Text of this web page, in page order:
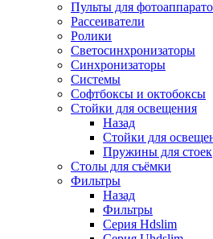
Пульты для
Рассеиватели
Ролики
Светосинхронизаторы
Синхронизаторы
Системы
Софтбоксы и октобоксы
Стойки для освещения
Назад
Стойки для
Пружины для стоек
Столы для съёмки
Фильтры
Назад
Фильтры
Серия Hdslim